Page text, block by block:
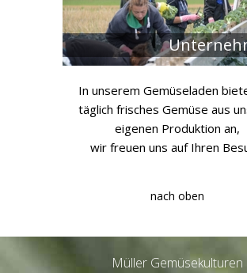
In unserem Gemüseladen
täglich frisches Gemüse aus
eigenen Produktion an,
wir freuen uns auf Ihren
nach oben
Müller Gemüsekulturen